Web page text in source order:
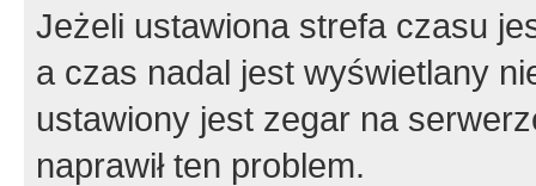
Jeżeli ustawiona strefa czasu
a czas nadal jest wyświetlany
ustawiony jest zegar na
naprawił ten problem.